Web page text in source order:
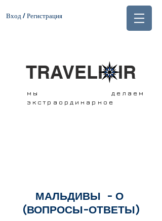
Вход / Регистрация
TRAVELI IR
мы делаем
экстраординарное
МАЛЬДИВЫ - О
(ВОПРОСЫ-ОТВЕТЫ)